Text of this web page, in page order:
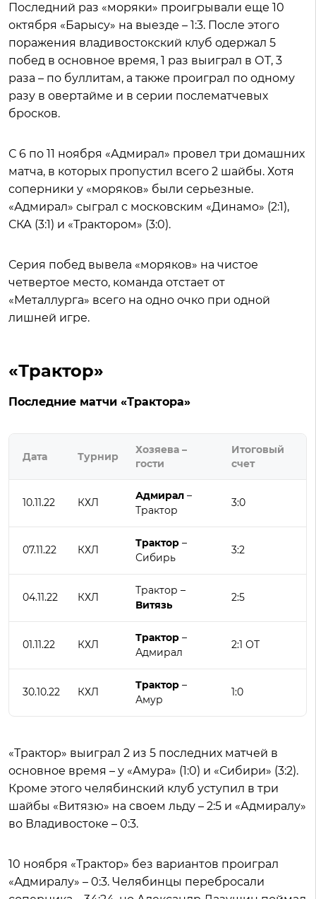
Последний раз «моряки» проигрывали еще 10
октября «Барысу» на выезде – 1:3. После этого
поражения владивостокский клуб одержал 5
побед в основное время, 1 раз выиграл в ОТ, 3
раза – по буллитам, а также проиграл по одному
разу в овертайме и в серии послематчевых
бросков.
С 6 по 11 ноября «Адмирал» провел три домашних
матча, в которых пропустил всего 2 шайбы. Хотя
соперники у «моряков» были серьезные.
«Адмирал» сыграл с московским «Динамо» (2:1),
СКА (3:1) и «Трактором» (3:0).
Серия побед вывела «моряков» на чистое
четвертое место, команда отстает от
«Металлурга» всего на одно очко при одной
лишней игре.
«Трактор»
Последние матчи «Трактора»
Дата Турнир
Хозяева –
гости
Итоговый
счет
10.11.22 КХЛ
Адмирал –
Трактор
3:0
07.11.22 КХЛ
Трактор –
Сибирь
3:2
04.11.22 КХЛ
Трактор –
Витязь
2:5
01.11.22 КХЛ
Трактор –
Адмирал
2:1 ОТ
30.10.22 КХЛ
Трактор –
Амур
1:0
«Трактор» выиграл 2 из 5 последних матчей в
основное время – у «Амура» (1:0) и «Сибири» (3:2).
Кроме этого челябинский клуб уступил в три
шайбы «Витязю» на своем льду – 2:5 и «Адмиралу»
во Владивостоке – 0:3.
10 ноября «Трактор» без вариантов проиграл
«Адмиралу» – 0:3. Челябинцы перебросали